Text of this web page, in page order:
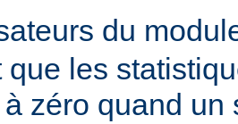
du
que les
à zéro quand